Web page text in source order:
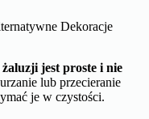
Dekoracje
jest proste i nie
lub przecieranie
je w czystości.